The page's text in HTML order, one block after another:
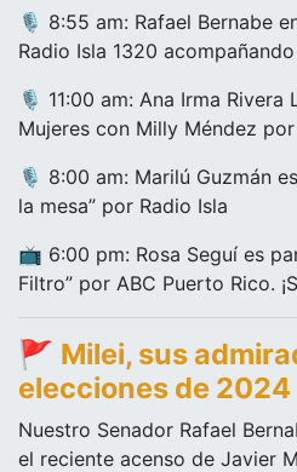
🎙️ 8:55 am: Rafael Bernabe
Radio Isla 1320
🎙️ 11:00 am: Ana Irma Rivera
Mujeres con Milly Méndez
🎙️ 8:00 am: Marilú Guzmán
la mesa” por Radio Isla
📺 6:00 pm: Rosa Seguí es
Filtro” por ABC Puerto Rico.
🚩 Milei, sus
elecciones de 2024
Nuestro Senador Rafael
el reciente acenso de Javier